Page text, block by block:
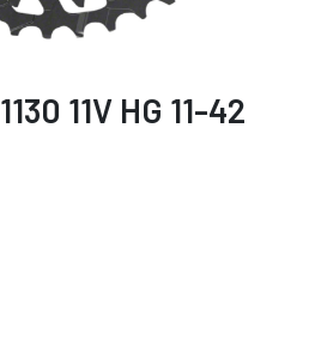
11V HG 11-42